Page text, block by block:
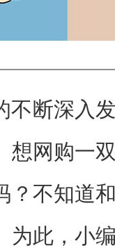
不断深入
想网购一
？不知道
为此，小